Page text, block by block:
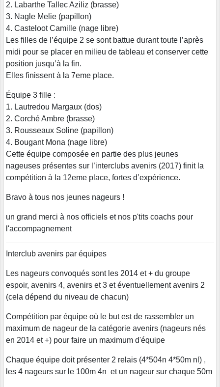
2. Labarthe Tallec Aziliz (brasse)
3. Nagle Melie (papillon)
4. Casteloot Camille (nage libre)
Les filles de l’équipe 2 se sont battue durant toute l’après
midi pour se placer en milieu de tableau et conserver cette
position jusqu’à la fin.
Elles finissent à la 7eme place.
Équipe 3 fille :
1. Lautredou Margaux (dos)
2. Corché Ambre (brasse)
3. Rousseaux Soline (papillon)
4. Bougant Mona (nage libre)
Cette équipe composée en partie des plus jeunes
nageuses présentes sur l’interclubs avenirs (2017) finit la
compétition à la 12eme place, fortes d’expérience.
Bravo à tous nos jeunes nageurs !
un grand merci à nos officiels et nos p'tits coachs pour
l'accompagnement
Interclub avenirs par équipes
Les nageurs convoqués sont les 2014 et + du groupe
espoir, avenirs 4, avenirs et 3 et éventuellement avenirs 2
(cela dépend du niveau de chacun)
Compétition par équipe où le but est de rassembler un
maximum de nageur de la catégorie avenirs (nageurs nés
en 2014 et +) pour faire un maximum d'équipe
Chaque équipe doit présenter 2 relais (4*504n 4*50m nl) ,
les 4 nageurs sur le 100m 4n et un nageur sur chaque 50m